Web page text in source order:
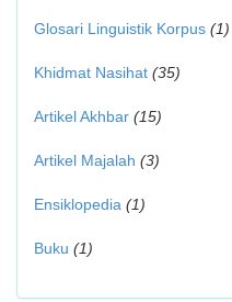
Glosari Linguistik Korpus (1)
Khidmat Nasihat (35)
Artikel Akhbar (15)
Artikel Majalah (3)
Ensiklopedia (1)
Buku (1)